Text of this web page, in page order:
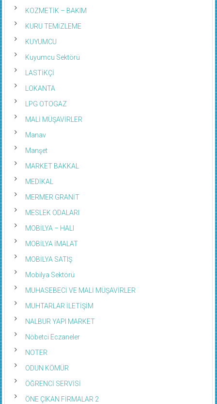
KOZMETİK – BAKIM
KURU TEMİZLEME
KUYUMCU
Kuyumcu Sektörü
LASTİKÇİ
LOKANTA
LPG OTOGAZ
MALİ MÜŞAVİRLER
Manav
Manşet
MARKET BAKKAL
MEDİKAL
MERMER GRANİT
MESLEK ODALARI
MOBİLYA – HALI
MOBİLYA İMALAT
MOBİLYA SATIŞ
Mobilya Sektörü
MUHASEBECİ VE MALİ MÜŞAVİRLER
MUHTARLAR İLETİŞİM
NALBUR YAPI MARKET
Nöbetci Eczaneler
NOTER
ODUN KÖMÜR
ÖĞRENCİ SERVİSİ
ÖNE ÇIKAN FİRMALAR 2